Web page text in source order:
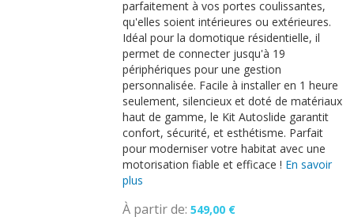
parfaitement à vos portes coulissantes,
qu'elles soient intérieures ou extérieures.
Idéal pour la domotique résidentielle, il
permet de connecter jusqu'à 19
périphériques pour une gestion
personnalisée. Facile à installer en 1 heure
seulement, silencieux et doté de matériaux
haut de gamme, le Kit Autoslide garantit
confort, sécurité, et esthétisme. Parfait
pour moderniser votre habitat avec une
motorisation fiable et efficace ! En savoir
plus
À partir de 549,00 €